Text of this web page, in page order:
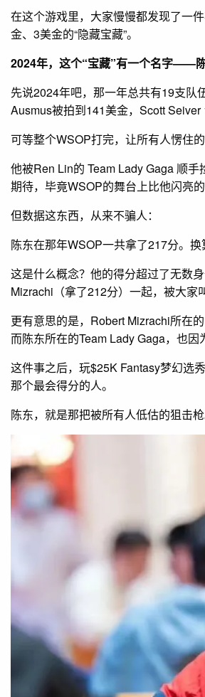
在这个游戏里，大家慢慢都发现了一
金、3美金的“隐藏宝藏”。
2024年，这个“宝藏”有一个名字——
先说2024年吧，那一年总共有19支队
Ausmus被拍到141美金，Scott
可等整个WSOP打完，让所有人愣住
他被Ren Lin的 Team Lady Gaga 顺
期待，毕竟WSOP的舞台上比他闪亮的
但数据这东西，从来不骗人：
陈东在那年WSOP一共拿了217分。
这是什么概念？他的得分超过了无数
Mizrachi（拿了212分）一起，被大家
更有意思的是，Robert Mizrachi所在
而陈东所在的Team Lady Gaga，也因
这件事之后，玩$25K Fantasy梦幻选
那个最会得分的人。
陈东，就是那把被所有人低估的狙击枪